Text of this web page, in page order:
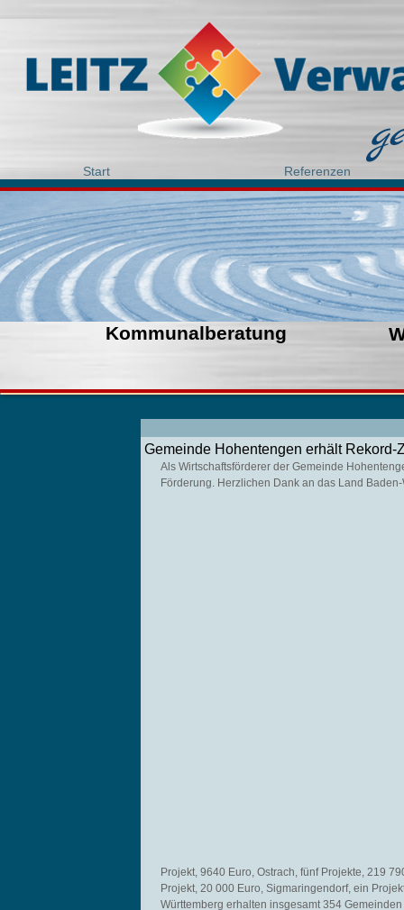
Start Referenzen
Kommunalberatung
Gemeinde Hohentengen erhält Rekord-
Als Wirtschaftsförderer der Gemeinde
Förderung. Herzlichen Dank an das Land
Projekt, 9640 Euro, Ostrach, fünf Projekte, 219
Projekt, 20 000 Euro, Sigmaringendorf, ein
Württemberg erhalten insgesamt 354